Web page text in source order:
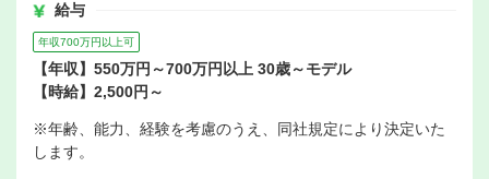
給与
年収700万円以上可
【年収】550万円～700万円以上 30歳～モデル
【時給】2,500円～
※年齢、能力、経験を考慮のうえ、同社規定により決定いた
します。